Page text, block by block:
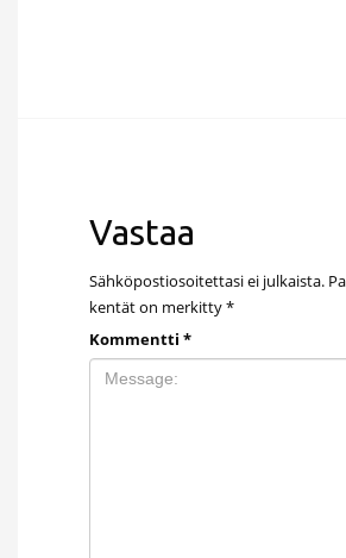
Vastaa
Sähköpostiosoitettasi ei julkaista.
kentät on merkitty*
Kommentti *